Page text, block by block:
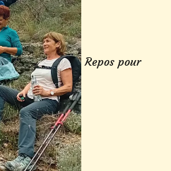
Repos pour